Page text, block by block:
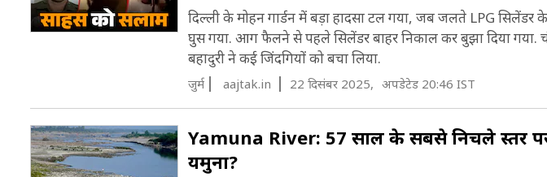
दिल्ली के मोहन गार्डन में बड़ा हादसा टल गया, जब जलते LPG
घुस गया. आग फैलने से पहले सिलेंडर बाहर निकाल कर बुझा दिया गया.
बहादुरी ने कई जिंदगियों को बचा लिया.
जुर्म aajtak.in 22 दिसंबर 2025, अपडेटेड 20:46 IST
Yamuna River: 57 साल के सबसे निचले स्तर
यमुना?